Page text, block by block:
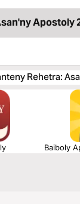
Apostoly
Rehetra:
Baiboly